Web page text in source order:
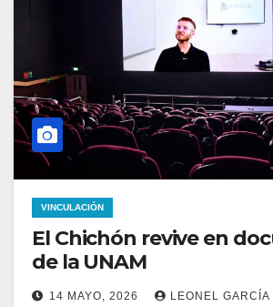
VINCULACIÓN
El Chichón revive en
de la UNAM
14 MAYO, 2026 LEONEL GARCÍA